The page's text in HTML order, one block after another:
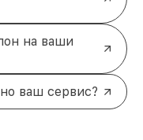
на ваши
ваш сервис?